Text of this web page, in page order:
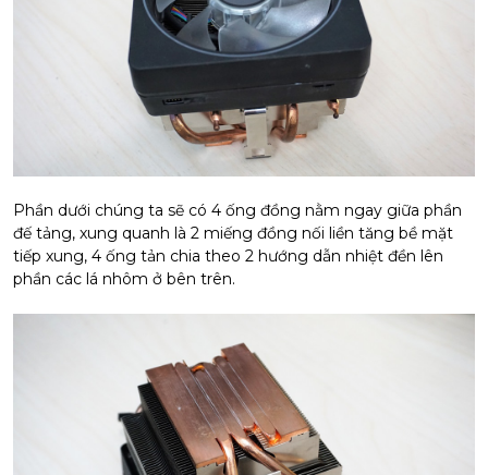
Phần dưới chúng ta sẽ có 4 ống đồng nằm ngay giữa phần
đế tảng, xung quanh là 2 miếng đồng nối liền tăng bề mặt
tiếp xung, 4 ống tản chia theo 2 hướng dẫn nhiệt đền lên
phần các lá nhôm ở bên trên.